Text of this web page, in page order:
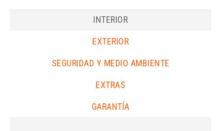
INTERIOR
EXTERIOR
SEGURIDAD Y MEDIO AMBIENTE
EXTRAS
GARANTÍA